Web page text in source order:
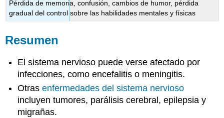
Pérdida de memoria, confusión, cambios de humor, pérdida
gradual del control sobre las habilidades mentales y físicas
Resumen
El sistema nervioso puede verse afectado por
infecciones, como encefalitis o meningitis.
Otrasenfermedades del sistema nervioso
incluyen tumores, parálisis cerebral, epilepsia y
migrañas.